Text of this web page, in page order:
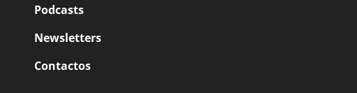
Podcasts
Newsletters
Contactos